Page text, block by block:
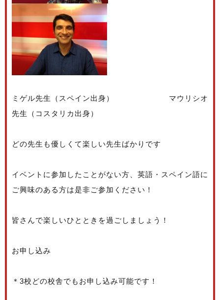
ミゲル先生（スペイン出身） マウリシオ
先生（コスタリカ出身）
どの先生も優しくて楽しい先生ばかりです
イベントに参加したことがない方、英語・スペイン語に
ご興味のある方は是非ご参加ください！
皆さんで楽しいひとときを過ごしましょう！
お申し込み
＊3校どの校舎でもお申し込み可能です！